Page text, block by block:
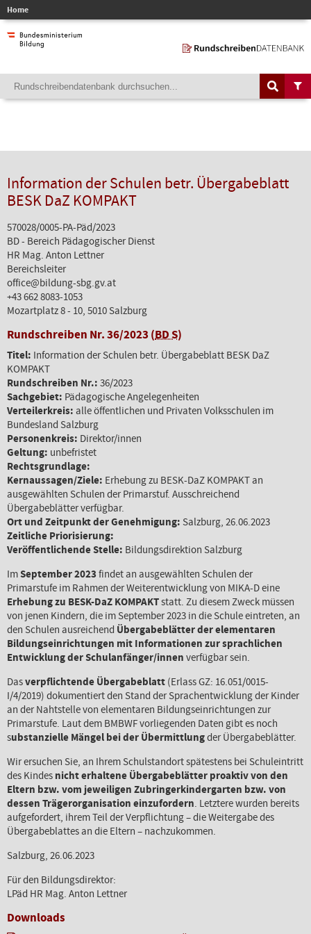
Home
Information der Schulen betr. Übergabeblatt
BESK DaZ KOMPAKT
570028/0005-PA-Päd/2023
BD - Bereich Pädagogischer Dienst
HR Mag. Anton Lettner
Bereichsleiter
office@bildung-sbg.gv.at
+43 662 8083-1053
Mozartplatz 8 - 10, 5010 Salzburg
Rundschreiben Nr. 36/2023 (BD S)
Titel: Information der Schulen betr. Übergabeblatt BESK DaZ
KOMPAKT
Rundschreiben Nr.: 36/2023
Sachgebiet: Pädagogische Angelegenheiten
Verteilerkreis: alle öffentlichen und Privaten Volksschulen im
Bundesland Salzburg
Personenkreis: Direktor/innen
Geltung: unbefristet
Rechtsgrundlage:
Kernaussagen/Ziele: Erhebung zu BESK-DaZ KOMPAKT an
ausgewählten Schulen der Primarstuf. Ausschreichend
Übergabeblätter verfügbar.
Ort und Zeitpunkt der Genehmigung: Salzburg, 26.06.2023
Zeitliche Priorisierung:
Veröffentlichende Stelle: Bildungsdirektion Salzburg
ImSeptember 2023findet an ausgewählten Schulen der
Primarstufe im Rahmen der Weiterentwicklung von MIKA-D eine
Erhebung zu BESK-DaZ KOMPAKTstatt. Zu diesem Zweck müssen
von jenen Kindern, die im September 2023 in die Schule eintreten, an
den Schulen ausreichend Übergabeblätter der elementaren
Bildungseinrichtungen mit Informationen zur sprachlichen
Entwicklung der Schulanfänger/innen verfügbar sein.
Dasverpflichtende Übergabeblatt (Erlass GZ: 16.051/0015-
I/4/2019) dokumentiert den Stand der Sprachentwicklung der Kinder
an der Nahtstelle von elementaren Bildungseinrichtungen zur
Primarstufe. Laut dem BMBWF vorliegenden Daten gibt es noch
substanzielle Mängel bei der Übermittlungder Übergabeblätter.
Wir ersuchen Sie, an Ihrem Schulstandort spätestens bei Schuleintritt
des Kindes nicht erhaltene Übergabeblätter proaktiv von den
Eltern bzw. vom jeweiligen Zubringerkindergarten bzw. von
dessen Trägerorganisation einzufordern. Letztere wurden bereits
aufgefordert, ihrem Teil der Verpflichtung – die Weitergabe des
Übergabeblattes an die Eltern – nachzukommen.
Salzburg, 26.06.2023
Für den Bildungsdirektor:
LPäd HR Mag. Anton Lettner
Downloads